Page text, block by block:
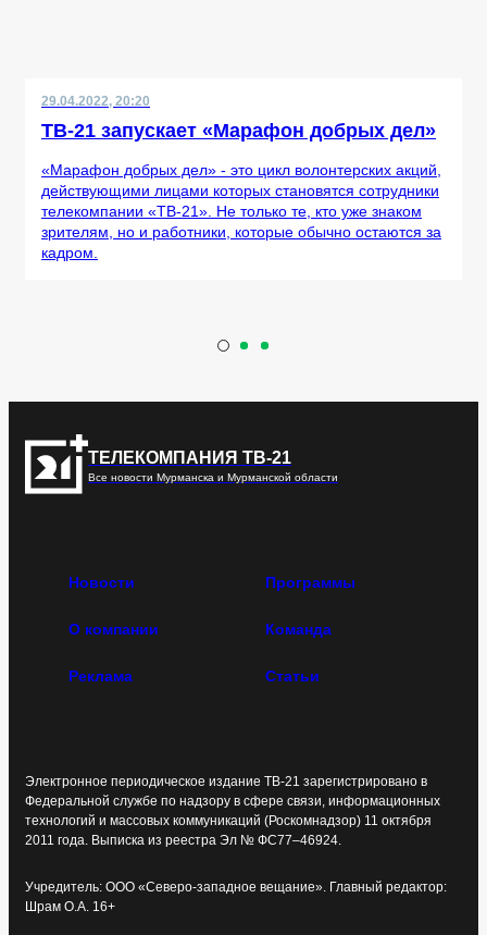
29.04.2022, 20:20
ТВ-21 запускает «Марафон добрых дел»
«Марафон добрых дел» - это цикл волонтерских акций,
действующими лицами которых становятся сотрудники
телекомпании «ТВ-21». Не только те, кто уже знаком
зрителям, но и работники, которые обычно остаются за
кадром.
ТЕЛЕКОМПАНИЯ ТВ-21
Все новости Мурманска и Мурманской области
Новости Программы
О компании Команда
Реклама Статьи
Электронное периодическое издание ТВ-21 зарегистрировано в
Федеральной службе по надзору в сфере связи, информационных
технологий и массовых коммуникаций (Роскомнадзор) 11 октября
2011 года. Выписка из реестра Эл № ФС77–46924.
Учредитель: ООО «Северо-западное вещание». Главный редактор:
Шрам О.А. 16+